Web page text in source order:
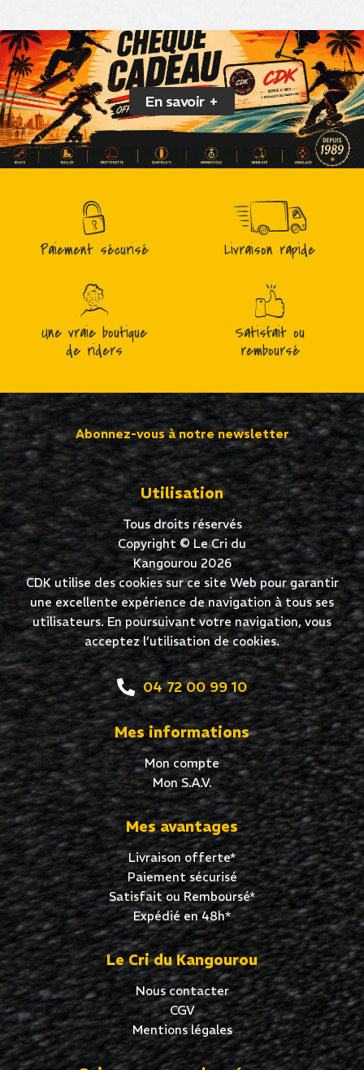
En savoir +
Paiement sécurisé Livraison rapide
Une vraie boutique
de riders
Satisfait ou
remboursé
Abonnez-vous à notre newsletter
Utilisation
Tous droits réservés
Copyright © Le Cri du
Kangourou 2026
CDK utilise des cookies sur ce site Web pour garantir
une excellente expérience de navigation à tous ses
utilisateurs. En poursuivant votre navigation, vous
acceptez l’utilisation de cookies.
04 72 00 99 10
Mes informations
Mon compte
Mon S.A.V.
Mes avantages
Livraison offerte*
Paiement sécurisé
Satisfait ou Remboursé*
Expédié en 48h*
Le Cri du Kangourou
Nous contacter
CGV
Mentions légales